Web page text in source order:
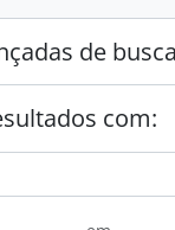
de busca
com: